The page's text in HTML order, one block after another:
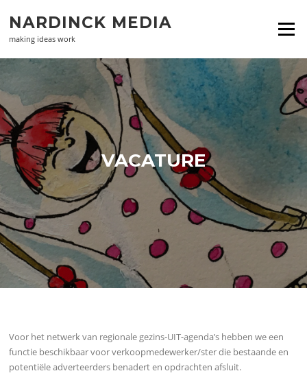
inhoud
NARDINCK MEDIA
making ideas work
Menu
VACATURE
Voor het netwerk van regionale gezins-UIT-agenda’s hebben we een
functie beschikbaar voor verkoopmedewerker/ster die bestaande en
potentiële adverteerders benadert en opdrachten afsluit.